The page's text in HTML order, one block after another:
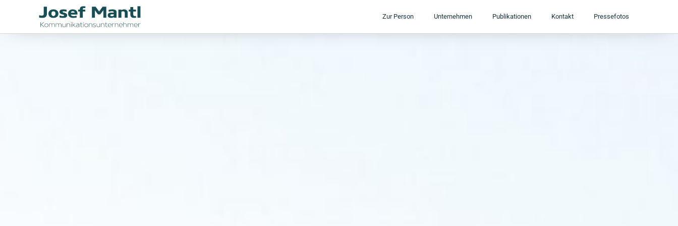
Zur Person Unternehmen Publikationen Kontakt Pressefotos